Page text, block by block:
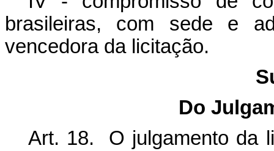
brasileiras, com sede e
vencedora da licitação.
Do
Art. 18. O julgamento da